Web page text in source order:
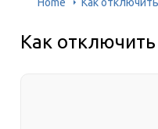
Как